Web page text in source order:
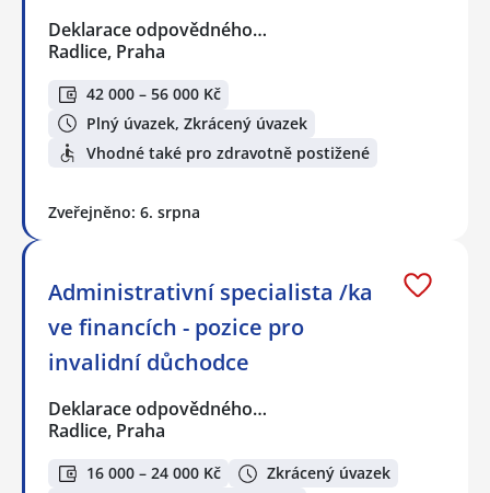
Deklarace odpovědného…
Radlice, Praha
42 000 – 56 000 Kč
Plný úvazek, Zkrácený úvazek
Vhodné také pro zdravotně postižené
Zveřejněno: 6. srpna
Administrativní specialista /ka
ve financích - pozice pro
invalidní důchodce
Deklarace odpovědného…
Radlice, Praha
16 000 – 24 000 Kč
Zkrácený úvazek